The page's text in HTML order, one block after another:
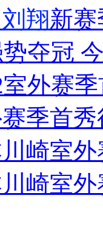
打脚踢
刘翔新
势夺冠
室外赛
季首
崎室
崎室